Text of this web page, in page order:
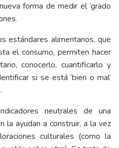
forma de medir el ‘grado
estándares alimentarios, que
el consumo, permiten hacer
conocerlo, cuantificarlo y
si se está ‘bien o mal’
neutrales de una
la ayudan a construir, a la vez
culturales (como la